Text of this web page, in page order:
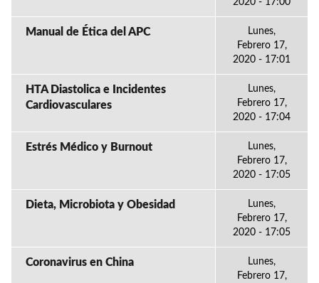
2020 - 17:00
Manual de Ética del APC
Lunes,
Febrero 17,
2020 - 17:01
HTA Diastolica e Incidentes
Cardiovasculares
Lunes,
Febrero 17,
2020 - 17:04
Estrés Médico y Burnout
Lunes,
Febrero 17,
2020 - 17:05
Dieta, Microbiota y Obesidad
Lunes,
Febrero 17,
2020 - 17:05
Coronavirus en China
Lunes,
Febrero 17,